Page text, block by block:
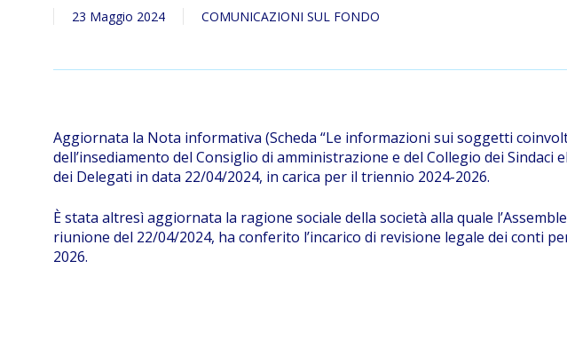
23 Maggio 2024 COMUNICAZIONI SUL FONDO
Aggiornata la Nota informativa (Scheda “Le informazioni sui soggetti
dell’insediamento del Consiglio di amministrazione e del Collegio dei Sindaci
dei Delegati in data 22/04/2024, in carica per il triennio 2024-2026.
È stata altresì aggiornata la ragione sociale della società alla quale
riunione del 22/04/2024, ha conferito l’incarico di revisione legale dei conti
2026.